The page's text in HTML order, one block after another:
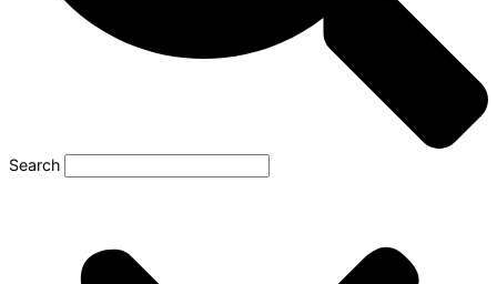
Search